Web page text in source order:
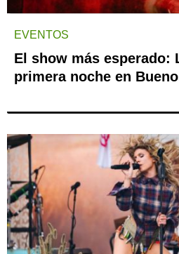
EVENTOS
El show más esperado:
primera noche en